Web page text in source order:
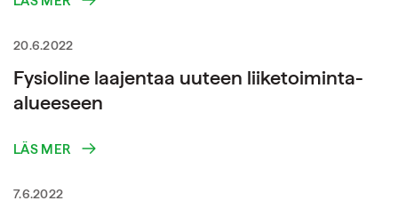
20.6.2022
Fysioline laajentaa uuteen liiketoiminta-
alueeseen
LÄS MER
7.6.2022